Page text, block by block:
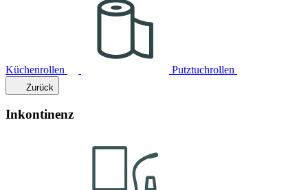
Küchenrollen Putztuchrollen
Zurück
Inkontinenz